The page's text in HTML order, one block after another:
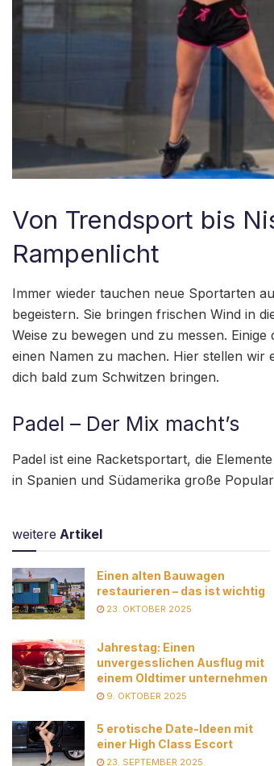
Von Trendsport bis
Rampenlicht
Immer wieder tauchen neue Sportarten
begeistern. Sie bringen frischen Wind in
Weise zu bewegen und zu messen.
einen Namen zu machen. Hier stellen wir
dich bald zum Schwitzen bringen.
Padel – Der Mix macht’s
Padel ist eine Racketsportart, die
in Spanien und Südamerika große
weitere Artikel
Einen alten Bauwagen
restaurieren – das ist wichtig
23. OKTOBER 2025
Jahrestag: Einen
unvergesslichen Ausflug mit
einem Oldtimer unternehmen
9. OKTOBER 2025
5 erotische Date-Ideen mit
einer High Class Escort
23. SEPTEMBER 2025